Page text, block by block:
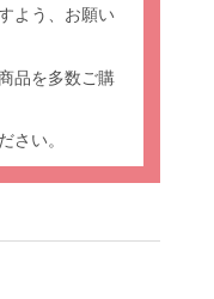
よう、お願い
品を多数ご購
さい。